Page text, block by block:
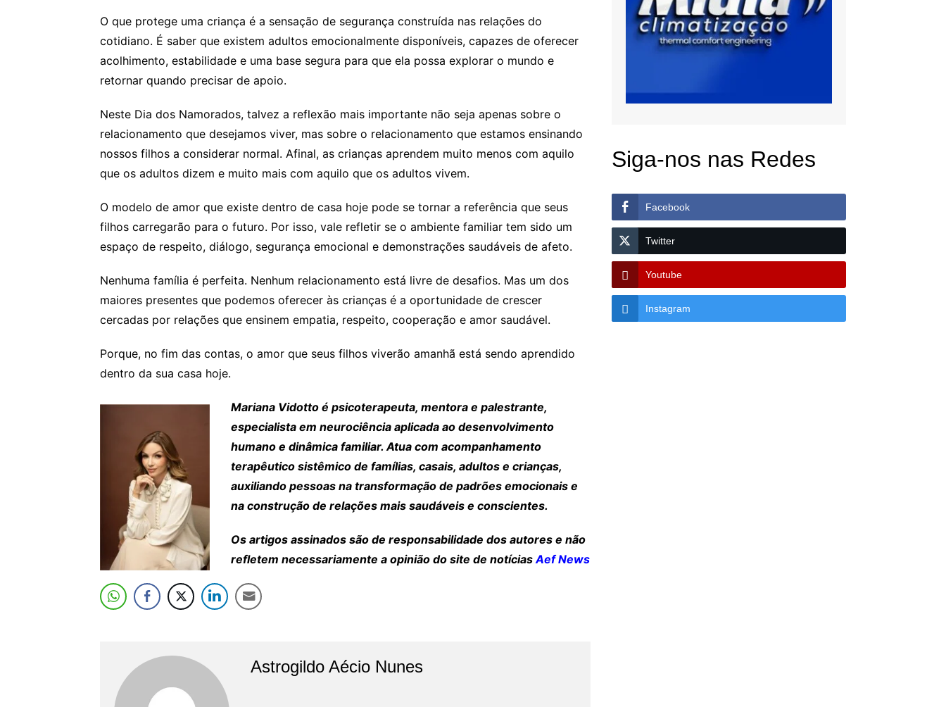
O que protege uma criança é a sensação de segurança construída nas relações do
cotidiano. É saber que existem adultos emocionalmente disponíveis, capazes de oferecer
acolhimento, estabilidade e uma base segura para que ela possa explorar o mundo e
retornar quando precisar de apoio.
Neste Dia dos Namorados, talvez a reflexão mais importante não seja apenas sobre o
relacionamento que desejamos viver, mas sobre o relacionamento que estamos ensinando
nossos filhos a considerar normal. Afinal, as crianças aprendem muito menos com aquilo
que os adultos dizem e muito mais com aquilo que os adultos vivem.
O modelo de amor que existe dentro de casa hoje pode se tornar a referência que seus
filhos carregarão para o futuro. Por isso, vale refletir se o ambiente familiar tem sido um
espaço de respeito, diálogo, segurança emocional e demonstrações saudáveis de afeto.
Nenhuma família é perfeita. Nenhum relacionamento está livre de desafios. Mas um dos
maiores presentes que podemos oferecer às crianças é a oportunidade de crescer
cercadas por relações que ensinem empatia, respeito, cooperação e amor saudável.
Porque, no fim das contas, o amor que seus filhos viverão amanhã está sendo aprendido
dentro da sua casa hoje.
Mariana Vidotto é psicoterapeuta, mentora e palestrante,
especialista em neurociência aplicada ao desenvolvimento
humano e dinâmica familiar. Atua com acompanhamento
terapêutico sistêmico de famílias, casais, adultos e crianças,
auxiliando pessoas na transformação de padrões emocionais e
na construção de relações mais saudáveis e conscientes.
Os artigos assinados são de responsabilidade dos autores e não
refletem necessariamente a opinião do site de notícias Aef News
Astrogildo Aécio Nunes
Siga-nos nas Redes
Facebook
Twitter
Youtube
Instagram